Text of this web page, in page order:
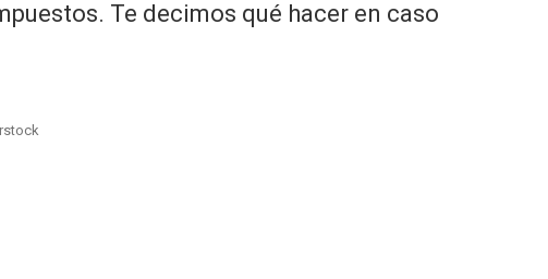
Te decimos qué hacer en caso